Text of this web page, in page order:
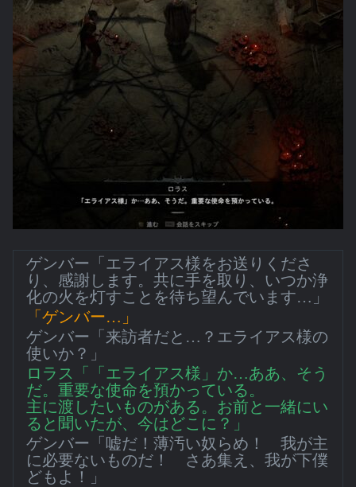
ゲンバー「エライアス様をお送りくださ
り、感謝します。共に手を取り、いつか浄
化の火を灯すことを待ち望んでいます…」
「ゲンバー…」
ゲンバー「来訪者だと…？エライアス様の
使いか？」
ロラス「「エライアス様」か…ああ、そう
だ。重要な使命を預かっている。
主に渡したいものがある。お前と一緒にい
ると聞いたが、今はどこに？」
ゲンバー「嘘だ！薄汚い奴らめ！ 我が主
に必要ないものだ！ さあ集え、我が下僕
どもよ！」